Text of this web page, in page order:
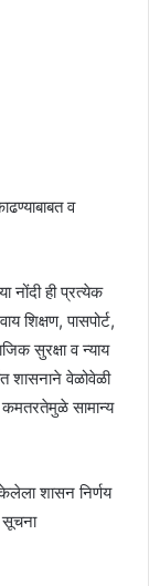
व
नोंदी ही प्रत्येक
शिक्षण, पासपोर्ट,
सुरक्षा व न्याय
शासनाने वेळोवेळी
सामान्य
शासन निर्णय
सूचना